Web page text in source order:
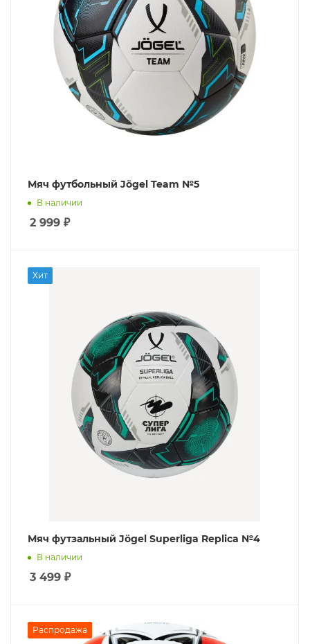
Мяч футбольный Jögel Team №5
В наличии
2 999 ₽
Хит
Мяч футзальный Jögel Superliga Replica №4
В наличии
3 499 ₽
Распродажа